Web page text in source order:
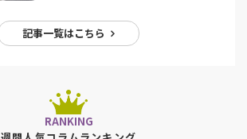
記事一覧はこちら
RANKING